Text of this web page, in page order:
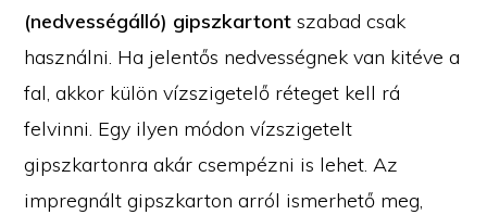
(nedvességálló) gipszkartont szabad csak
használni. Ha jelentős nedvességnek van kitéve a
fal, akkor külön vízszigetelő réteget kell rá
felvinni. Egy ilyen módon vízszigetelt
gipszkartonra akár csempézni is lehet. Az
impregnált gipszkarton arról ismerhető meg,